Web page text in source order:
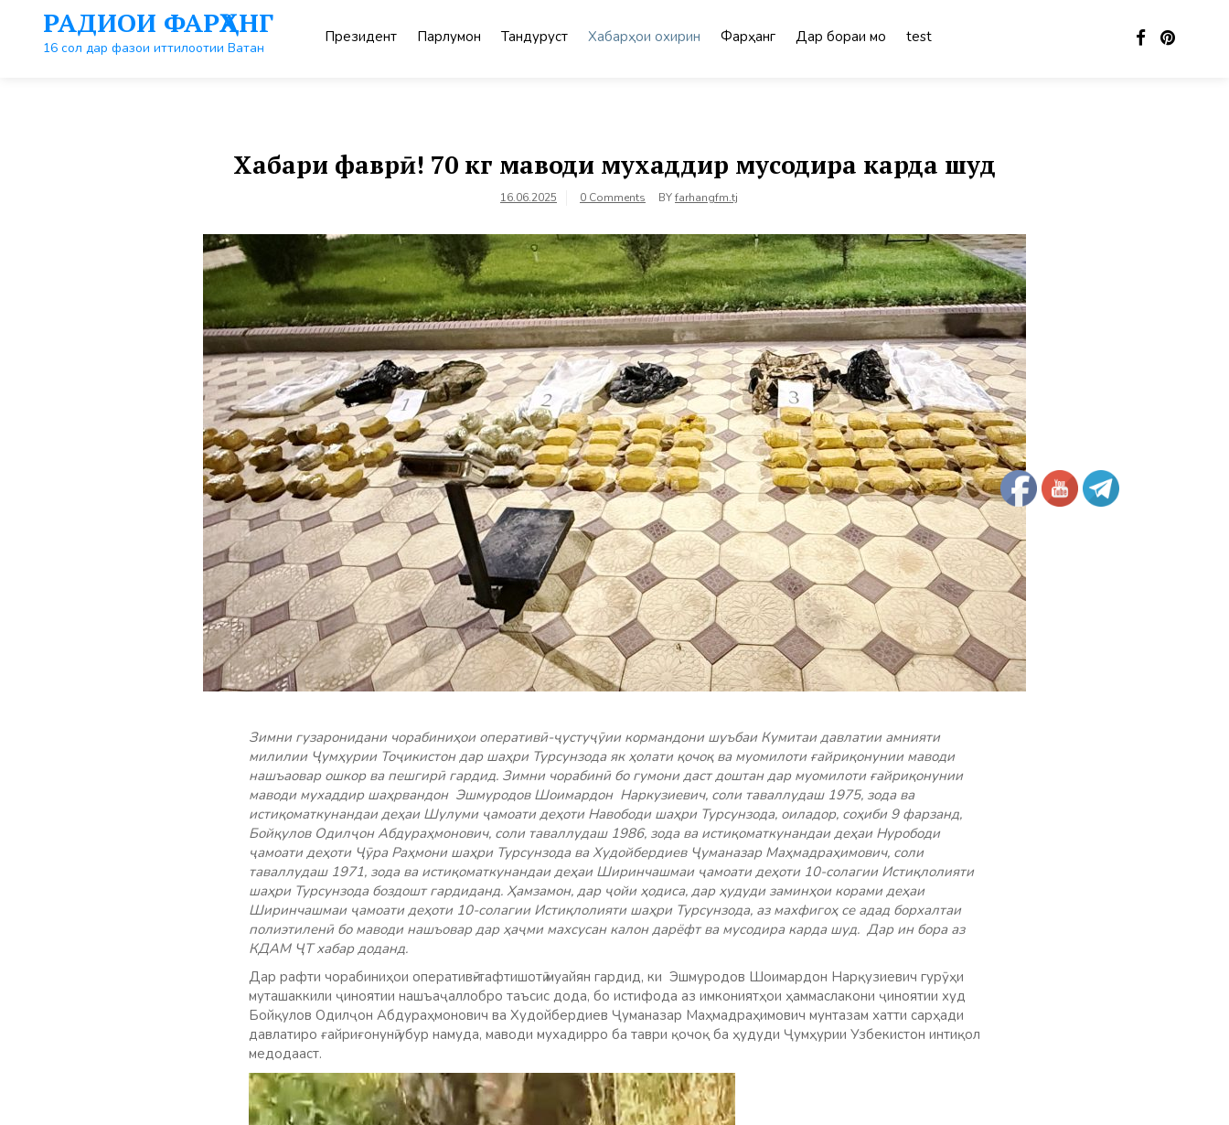
контенту
РАДИОИ ФАРҲАНГ
16 сол дар фазои иттилоотии Ватан
Президент Парлумон Тандурустӣ Хабарҳои охирин Фарҳанг Дар бораи мо test
Хабари фаврӣ! 70 кг маводи мухаддир мусодира карда шуд
16.06.2025 0 Comments BYfarhangfm.tj
Зимни гузаронидани чорабиниҳои оперативӣ-ҷустуҷӯии кормандони шуъбаи Кумитаи давлатии амнияти
милилии Ҷумҳурии Тоҷикистон дар шаҳри Турсунзода як ҳолати қочоқ ва муомилоти ғайриқонунии маводи
нашъаовар ошкор ва пешгирӣ гардид. Зимни чорабинӣ бо гумони даст доштан дар муомилоти ғайриқонунии
маводи мухаддир шаҳрвандон Эшмуродов Шоимардон Наркузиевич, соли таваллудаш 1975, зода ва
истиқоматкунандаи деҳаи Шулуми ҷамоати деҳоти Навободи шаҳри Турсунзода, оиладор, соҳиби 9 фарзанд,
Бойқулов Одилҷон Абдураҳмонович, соли таваллудаш 1986, зода ва истиқоматкунандаи деҳаи Нурободи
ҷамоати деҳоти Ҷӯра Раҳмони шаҳри Турсунзода ва Худойбердиев Ҷуманазар Маҳмадраҳимович, соли
таваллудаш 1971, зода ва истиқоматкунандаи деҳаи Ширинчашмаи ҷамоати деҳоти 10-солагии Истиқлолияти
шаҳри Турсунзода боздошт гардиданд. Ҳамзамон, дар ҷойи ҳодиса, дар ҳудуди заминҳои корами деҳаи
Ширинчашмаи ҷамоати деҳоти 10-солагии Истиқлолияти шаҳри Турсунзода, аз махфигоҳ се адад борхалтаи
полиэтиленӣ бо маводи нашъовар дар ҳаҷми махсусан калон дарёфт ва мусодира карда шуд. Дар ин бора аз
КДАМ ҶТ хабар доданд.
Дар рафти чорабиниҳои оперативӣ-тафтишотӣ муайян гардид, ки Эшмуродов Шоимардон Нарқузиевич гурӯҳи
муташаккили ҷиноятии нашъаҷаллобро таъсис дода, бо истифода аз имкониятҳои ҳаммаслакони ҷиноятии худ
Бойқулов Одилҷон Абдураҳмонович ва Худойбердиев Ҷуманазар Маҳмадраҳимович мунтазам хатти сарҳади
давлатиро ғайриғонунӣ убур намуда, маводи мухадирро ба таври қочоқ ба ҳудуди Ҷумҳурии Узбекистон интиқол
медодааст.